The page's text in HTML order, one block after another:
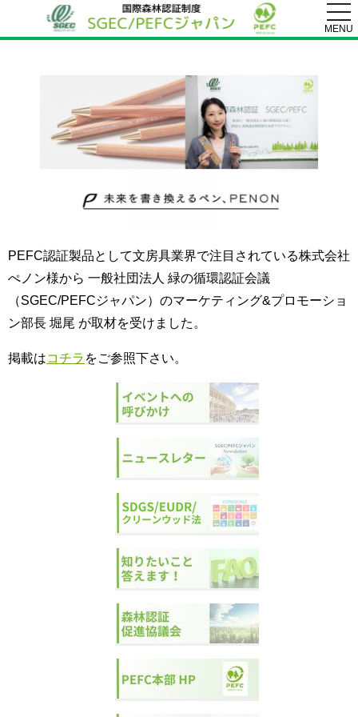
MENU
PEFC認証製品として文房具業界で注目されている株式会社
ぺノン様から 一般社団法人 緑の循環認証会議
（SGEC/PEFCジャパン）のマーケティング&プロモーショ
ン部長 堀尾 が取材を受けました。
掲載はコチラ をご参照下さい。